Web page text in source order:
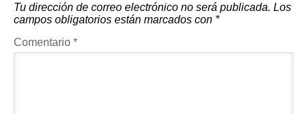
Tu dirección de correo electrónico no será publicada. Los
campos obligatorios están marcados con *
Comentario *